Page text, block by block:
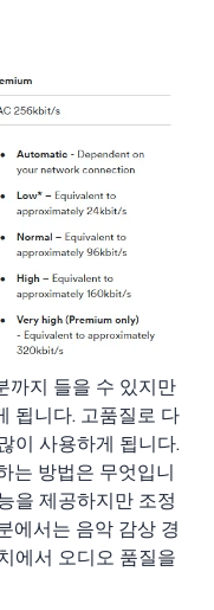
까지 들을 수 있지만
됩니다. 고품질로 다
이 사용하게 됩니다.
는 방법은 무엇입니
을 제공하지만 조정
에서는 음악 감상 경
에서 오디오 품질을